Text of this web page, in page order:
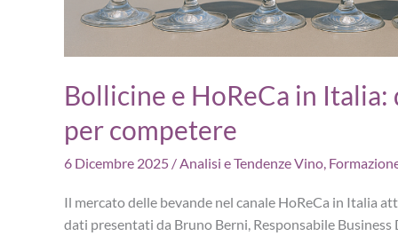
Bollicine e HoReCa in
per competere
6 Dicembre 2025 /Analisi e Tendenze Vino,
Il mercato delle bevande nel canale HoReCa in Italia
dati presentati da Bruno Berni, Responsabile